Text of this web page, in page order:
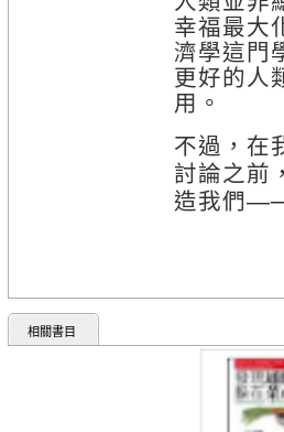
幸福最大
濟學這門
更好的人
用。
不過，在
討論之前
造我們
相關書目